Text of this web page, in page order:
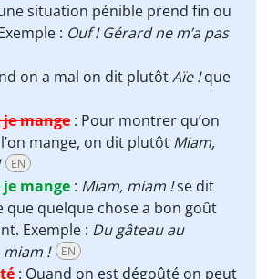
situation pénible prend fin ou
: Ouf ! Gérard ne m’a pas
on a mal on dit plutôtAïe !que
je mange : Pour montrer qu’on
mange, on dit plutôt Miam,
EN
je mange : Miam, miam !se dit
que quelque chose a bon goût
Exemple : Du gâteau au
miam !
EN
: Quand on est dégoûté on peut